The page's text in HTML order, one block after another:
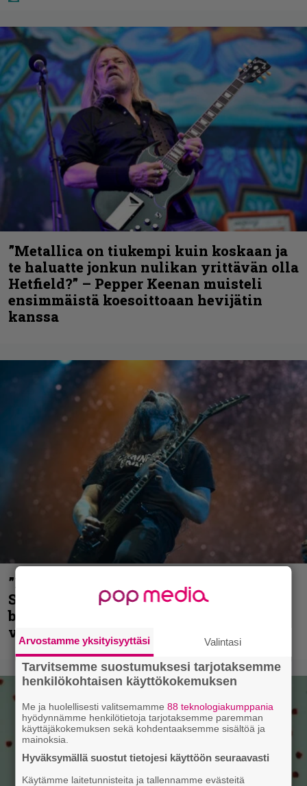
”Metallica on tiukempi kuin koskaan ja
te haluatte jonkun nulikan yrittävän olla
Hetfield?” – Pepper Keenan muisteli
ensimmäistä koesoittoaan hevijätin
kanssa
”He ovat tuoneet soittoon jotain uutta” –
Sepulturan Andreas Kisser nimeää
bändin, jonka riffit ovat tehneet
vaikutuksen
Arvostamme yksityisyyttäsi Valintasi
Tarvitsemme suostumuksesi tarjotaksemme
henkilökohtaisen käyttökokemuksen
Me ja huolellisesti valitsemamme88 teknologiakumppania
hyödynnämme henkilötietoja tarjotaksemme paremman
käyttäjäkokemuksen sekä kohdentaaksemme sisältöä ja
mainoksia.
Hyväksymällä suostut tietojesi käyttöön seuraavasti
Käytämme laitetunnisteita ja tallennamme evästeitä